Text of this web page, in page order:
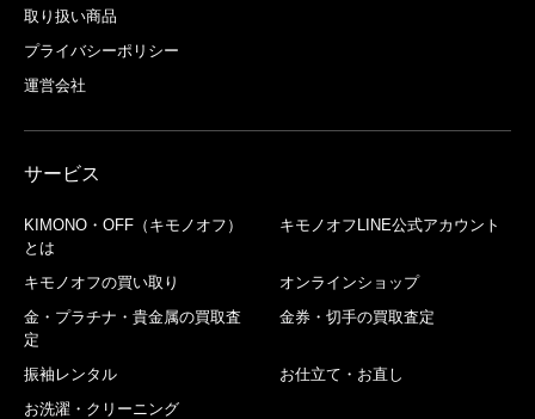
取り扱い商品
プライバシーポリシー
運営会社
サービス
KIMONO・OFF（キモノオフ）
とは
キモノオフLINE公式アカウント
キモノオフの買い取り
オンラインショップ
金・プラチナ・貴金属の買取査
定
金券・切手の買取査定
振袖レンタル
お仕立て・お直し
お洗濯・クリーニング